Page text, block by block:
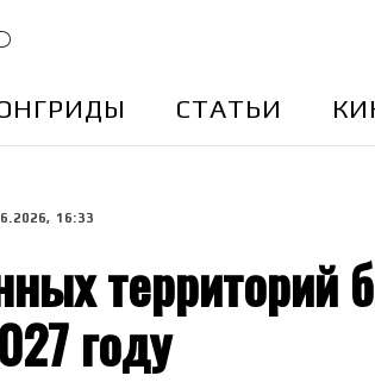
CТАТЬИ
16:33
территорий
году